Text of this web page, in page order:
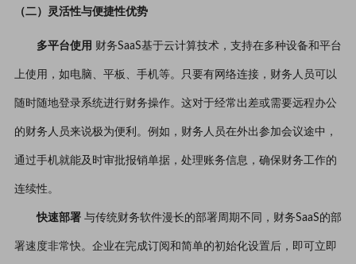
（二）灵活性与便捷性优势
多平台使用 财务SaaS基于云计算技术，支持在多种设备和平台
上使用，如电脑、平板、手机等。只要有网络连接，财务人员可以
随时随地登录系统进行财务操作。这对于经常出差或需要远程办公
的财务人员来说极为便利。例如，财务人员在外出参加会议途中，
通过手机就能及时审批报销单据，处理账务信息，确保财务工作的
连续性。
快速部署与传统财务软件漫长的部署周期不同，财务SaaS的部
署速度非常快。企业在完成订阅和简单的初始化设置后，即可立即